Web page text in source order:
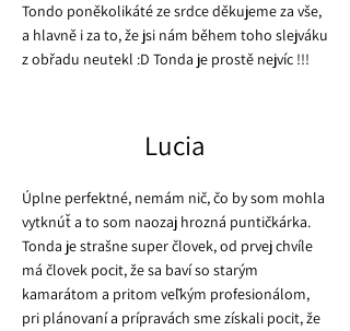
Tondo poněkolikáté ze srdce děkujeme za vše,
a hlavně i za to, že jsi nám během toho slejváku
z obřadu neutekl :D Tonda je prostě nejvíc !!!
Lucia
Úplne perfektné, nemám nič, čo by som mohla
vytknúť a to som naozaj hrozná puntičkárka.
Tonda je strašne super človek, od prvej chvíle
má človek pocit, že sa baví so starým
kamarátom a pritom veľkým profesionálom,
pri plánovaní a prípravách sme získali pocit, že